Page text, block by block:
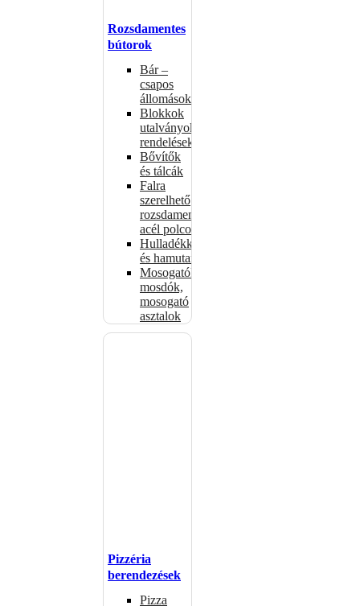
Rozsdamentes
bútorok
Bár –
csapos
állomások
Blokkok
utalványokhoz,
rendelésekhez
Bővítők
és tálcák
Falra
szerelhető
rozsdamentes
acél polcok
Hulladékkosarak
és hamutartók
Mosogatók,
mosdók,
mosogató
asztalok
Pizzéria
berendezések
Pizza